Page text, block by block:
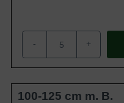
- +
100-125 cm m. B.